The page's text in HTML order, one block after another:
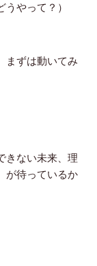
やって？）
まずは動いてみ
きない未来、理
が待っているか